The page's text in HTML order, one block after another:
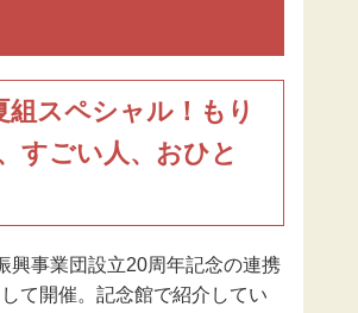
スペシャル！もり
すごい人、おひと
興事業団設立20周年記念の連携
て開催。記念館で紹介してい